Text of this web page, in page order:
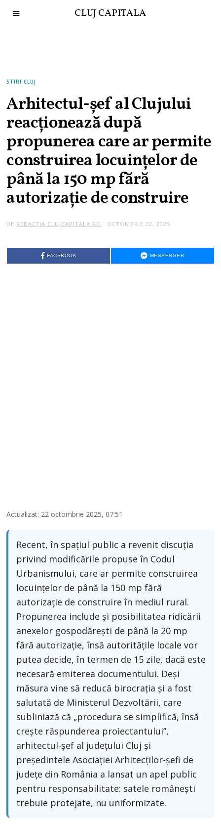
CLUJ CAPITALA
STIRI CLUJ
Arhitectul-șef al Clujului
reacționează după
propunerea care ar permite
construirea locuințelor de
până la 150 mp fără
autorizație de construire
DE REDACȚIA CLUJCAPITALA.RO OCTOMBRIE 22, 2025
FACEBOOK MESSENGER
Actualizat: 22 octombrie 2025, 07:51
Recent, în spațiul public a revenit discuția
privind modificările propuse în Codul
Urbanismului, care ar permite construirea
locuințelor de până la 150 mp fără
autorizație de construire în mediul rural.
Propunerea include și posibilitatea ridicării
anexelor gospodărești de până la 20 mp
fără autorizație, însă autoritățile locale vor
putea decide, în termen de 15 zile, dacă este
necesară emiterea documentului. Deși
măsura vine să reducă birocrația și a fost
salutată de Ministerul Dezvoltării, care
subliniază că „procedura se simplifică, însă
crește răspunderea proiectantului”,
arhitectul-șef al județului Cluj și
președintele Asociației Arhitecților-șefi de
județe din România a lansat un apel public
pentru responsabilitate: satele românești
trebuie protejate, nu uniformizate.